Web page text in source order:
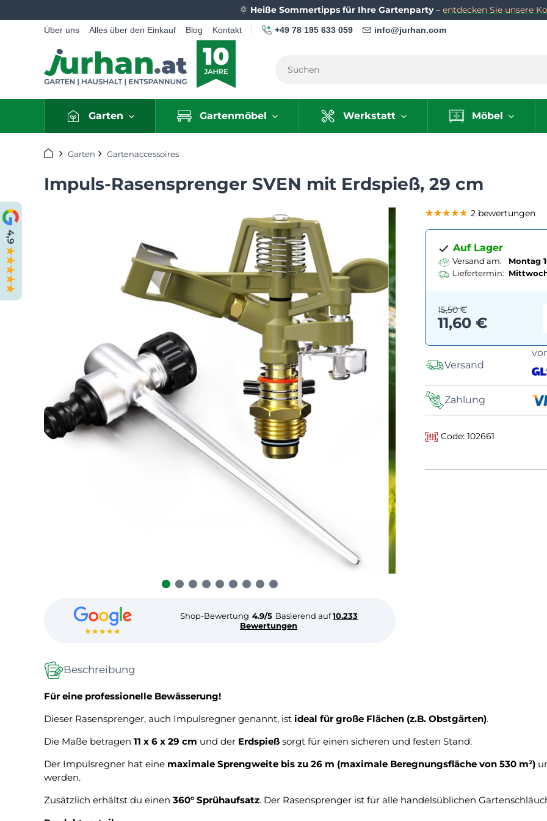
🌞 Heiße Sommertipps für Ihre Gartenparty– entdecken Sie unsere
Über uns Alles über den Einkauf Blog Kontakt +49 78 195 633 059 info@jurhan.com
Garten Gartenmöbel Werkstatt Möbel
StartseiteGarten Gartenaccessoires
Impuls-Rasensprenger SVEN mit Erdspieß, 29 cm
★★★★★
Shop-Bewertung 4.9/5 Basierend auf10.233
Bewertungen
★★★★★
★★★★★
★★★★★ 2 bewertungen
Auf Lager
Versand am:
Montag
Liefertermin:
11,60 €
15,50 €
Versand
Zahlung
Code: 102661
Beschreibung
Für eine professionelle Bewässerung!
Dieser Rasensprenger, auch Impulsregner genannt, ist ideal für große Flächen (z.B. Obstgärten).
Die Maße betragen 11 x 6 x 29 cm und der Erdspieß sorgt für einen sicheren und festen Stand.
Der Impulsregner hat eine maximale Sprengweite bis zu 26 m (maximale Beregnungsfläche von 530 m²)
werden.
Zusätzlich erhältst du einen 360° Sprühaufsatz. Der Rasensprenger ist für alle handelsüblichen